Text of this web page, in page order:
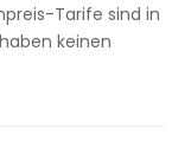
Tarife sind in
keinen